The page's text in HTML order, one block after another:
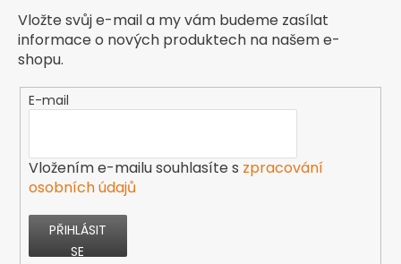
Vložte svůj e-mail a my vám budeme zasílat
informace o nových produktech na našem e-
shopu.
E-mail
Vložením e-mailu souhlasíte s zpracování
osobních údajů
PŘIHLÁSIT
SE